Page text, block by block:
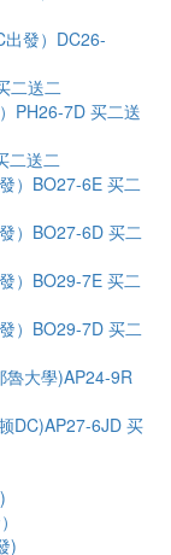
發）DC26-
二送二
PH26-7D 买二送
二送二
）BO27-6E 买二
）BO27-6D 买二
）BO29-7E 买二
）BO29-7D 买二
魯大學)AP24-9R
DC)AP27-6JD 买
)